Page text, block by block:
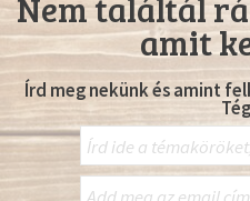
amit
Írd meg nekünk és amint